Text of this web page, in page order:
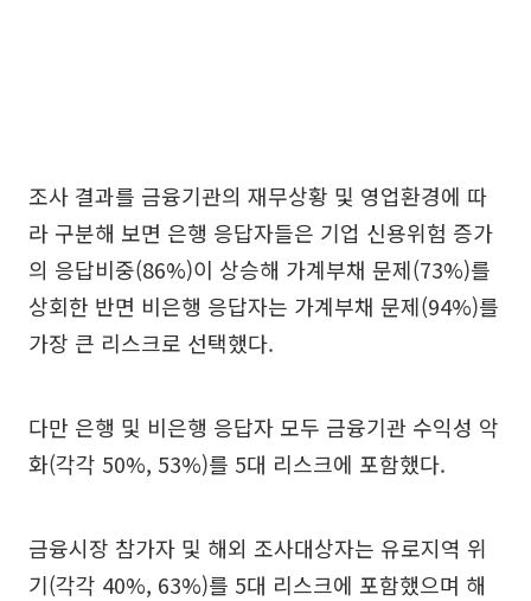
조사 결과를 금융기관의 재무상황 및 영업환경에 따
라 구분해 보면 은행 응답자들은 기업 신용위험 증가
의 응답비중(86%)이 상승해 가계부채 문제(73%)를
상회한 반면 비은행 응답자는 가계부채 문제(94%)를
가장 큰 리스크로 선택했다.
다만 은행 및 비은행 응답자 모두 금융기관 수익성 악
화(각각 50%, 53%)를 5대 리스크에 포함했다.
금융시장 참가자 및 해외 조사대상자는 유로지역 위
기(각각 40%, 63%)를 5대 리스크에 포함했으며 해